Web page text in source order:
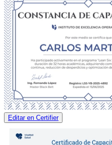
Editar en Certifier